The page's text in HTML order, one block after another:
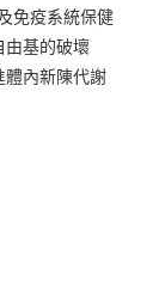
免疫系統保健
由基的破壞
體內新陳代謝